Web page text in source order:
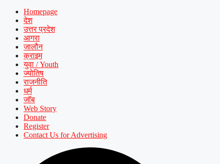
Homepage
देश
उत्तर प्रदेश
आगरा
जालौन
क्राइम
युवा / Youth
ज्योतिष
राजनीति
धर्म
जॉब
Web Story
Donate
Register
Contact Us for Advertising